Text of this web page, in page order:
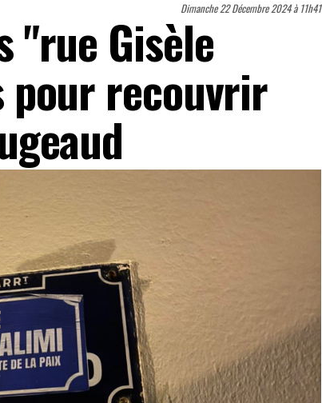
Dimanche 22 Décembre 2024 à 11h41
"rue Gisèle
recouvrir